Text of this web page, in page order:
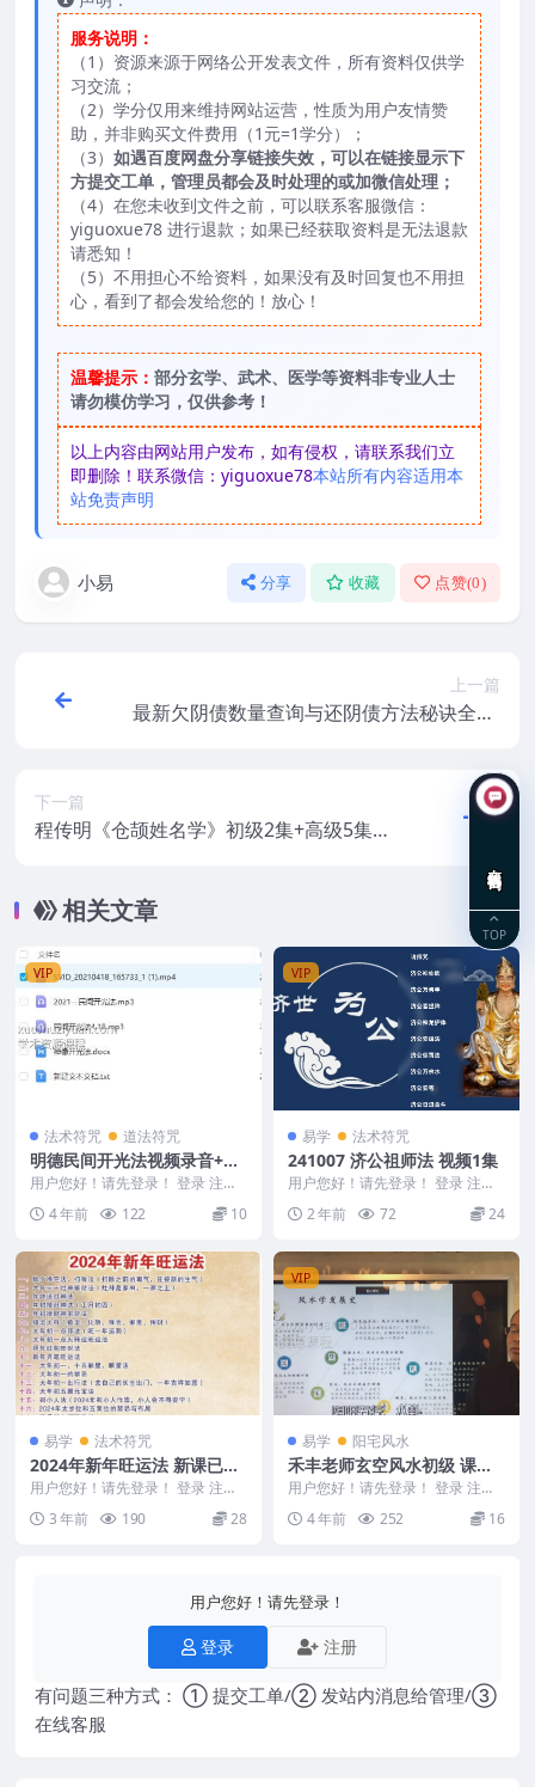
服务说明：
（1）资源来源于网络公开发表文件，所有资料仅供学
习交流；
（2）学分仅用来维持网站运营，性质为用户友情赞
助，并非购买文件费用（1元=1学分）；
（3） 如遇百度网盘分享链接失效，可以在链接显示下
方提交工单，管理员都会及时处理的或加微信处理；
（4）在您未收到文件之前，可以联系客服微信：
yiguoxue78 进行退款；如果已经获取资料是无法退款
请悉知！
（5）不用担心不给资料，如果没有及时回复也不用担
心，看到了都会发给您的！放心！
温馨提示： 部分玄学、武术、医学等资料非专业人士
请勿模仿学习，仅供参考！
以上内容由网站用户发布，如有侵权，请联系我们立
即删除！联系微信：yiguoxue78本站所有内容适用本
站免责声明
小易 分享 收藏 点赞(0)
上一篇
最新欠阴债数量查询与还阴债方法秘诀全集.
下一篇
程传明《仓颉姓名学》初级2集+高级5集视
相关文章
VIP
法术符咒 道法符咒
明德民间开光法视频录音+资
料2021微信讲课
用户您好！请先登录！ 登录 注册
编号：D22623 明德民间开光法
开课传授...
4 年前 122 10
VIP
易学 法术符咒
241007 济公祖师法 视频1集
用户您好！请先登录！ 登录 注册
济公祖师法 视频1集 没有文档 介
意勿下 24...
2 年前 72 24
易学 法术符咒
2024年新年旺运法 新课已经
讲完
用户您好！请先登录！ 登录 注册
2024年新年旺运法 2402110 佛诚
老师...3 年前 190 28
VIP
易学 阳宅风水
禾丰老师玄空风水初级 课程
视频教学全集25集
用户您好！请先登录！ 登录 注册
禾丰老师玄空风水初级 禾丰老师
玄空风水初级 ...
4 年前 252 16
用户您好！请先登录！
登录 注册
有问题三种方式： ① 提交工单/② 发站内消息给管理/③
在线客服
TOP